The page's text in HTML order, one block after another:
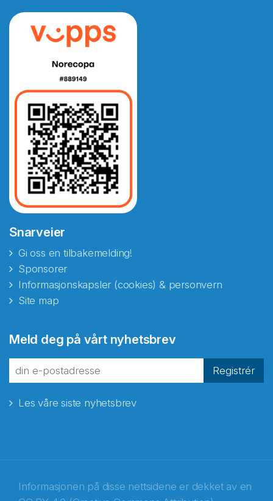
Snarveier
Gi oss en tilbakemelding!
Sponsorer
Informasjonskapsler (cookies) & personvern
Site map
Meld deg på vårt nyhetsbrev
Registrér
Les våre siste nyhetsbrev
Informasjonen på disse nettsidene er dekket av en